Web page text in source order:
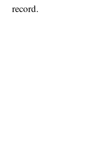
record.